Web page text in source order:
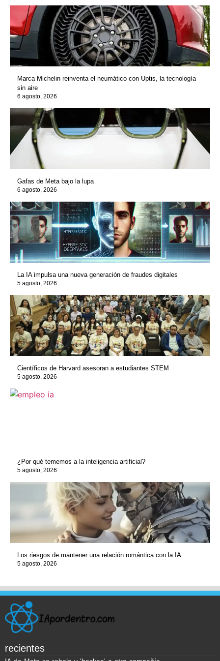
Marca Michelin reinventa el neumático con Uptis, la tecnología
sin aire
6 agosto, 2026
Gafas de Meta bajo la lupa
6 agosto, 2026
La IA impulsa una nueva generación de fraudes digitales
5 agosto, 2026
Científicos de Harvard asesoran a estudiantes STEM
5 agosto, 2026
¿Por qué tememos a la inteligencia artificial?
5 agosto, 2026
Los riesgos de mantener una relación romántica con la IA
5 agosto, 2026
recientes